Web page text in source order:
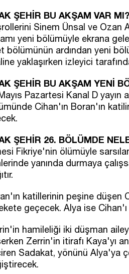
ŞEHİR BU AKŞAM VAR MI?
Sinem Ünsal ve Ozan
yeni bölümüyle ekrana
bölümünün ardından yeni
yaklaşırken izleyici
ŞEHİR BU AKŞAM YENİ
Pazartesi Kanal D yayın
Cihan'ın Boran'ın
ŞEHİR 26. BÖLÜMDE
Fikriye'nin ölümüyle
yanında durmaya
katillerinin peşine düşen
geçecek. Alya ise
hamileliği iki düşman
Zerrin'in itirafı Kaya'yı
Sadakat, yönünü Alya'ya